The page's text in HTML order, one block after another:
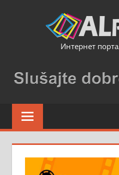
Интернет